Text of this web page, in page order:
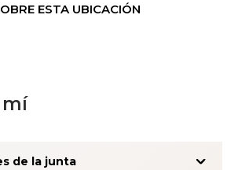
ESTA UBICACIÓN
mí
de la junta